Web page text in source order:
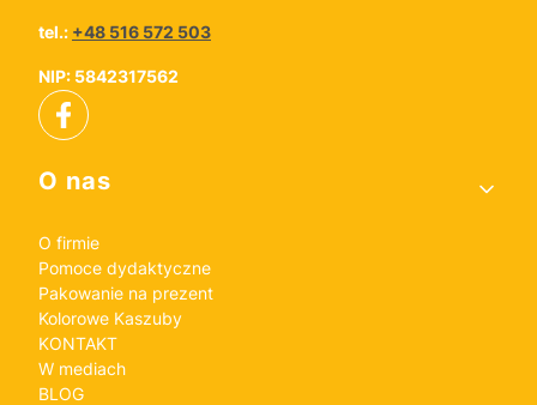
tel.: +48 516 572 503
NIP: 5842317562
Linki w stopce
O nas
O firmie
Pomoce dydaktyczne
Pakowanie na prezent
Kolorowe Kaszuby
KONTAKT
W mediach
BLOG